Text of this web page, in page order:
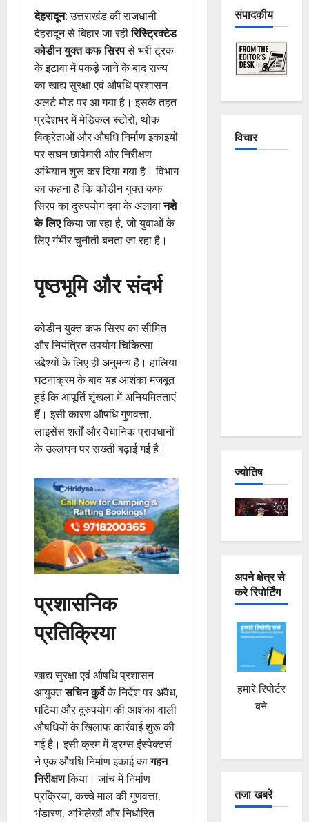
देहरादून: उत्तराखंड की राजधानी
देहरादून से बिहार जा रहीरिस्ट्रिक्टेड
कोडीन युक्त कफ सिरपसे भरी ट्रक
के इटावा में पकड़े जाने के बाद राज्य
का खाद्य सुरक्षा एवं औषधि प्रशासन
अलर्ट मोड पर आ गया है। इसके तहत
प्रदेशभर में मेडिकल स्टोरों, थोक
विक्रेताओं और औषधि निर्माण इकाइयों
पर सघन छापेमारी और निरीक्षण
अभियान शुरू कर दिया गया है। विभाग
का कहना है कि कोडीन युक्त कफ
सिरप का दुरुपयोग दवा के अलावानशे
के लिएकिया जा रहा है, जो युवाओं के
लिए गंभीर चुनौती बनता जा रहा है।
पृष्ठभूमि और संदर्भ
कोडीन युक्त कफ सिरप का सीमित
और नियंत्रित उपयोग चिकित्सा
उद्देश्यों के लिए ही अनुमन्य है। हालिया
घटनाक्रम के बाद यह आशंका मजबूत
हुई कि आपूर्ति शृंखला में अनियमितताएं
हैं। इसी कारण औषधि गुणवत्ता,
लाइसेंस शर्तों और वैधानिक प्रावधानों
के उल्लंघन पर सख्ती बढ़ाई गई है।
प्रशासनिक
प्रतिक्रिया
खाद्य सुरक्षा एवं औषधि प्रशासन
आयुक्तसचिन कुर्वेके निर्देश पर अवैध,
घटिया और दुरुपयोग की आशंका वाली
औषधियों के खिलाफ कार्रवाई शुरू की
गई है। इसी क्रम में ड्रग्स इंस्पेक्टर्स
ने एक औषधि निर्माण इकाई कागहन
निरीक्षणकिया। जांच में निर्माण
प्रक्रिया, कच्चे माल की गुणवत्ता,
भंडारण, अभिलेखों और निर्धारित
संपादकीय
विचार
ज्योतिष
अपने क्षेत्र से
करे रिपोर्टिंग
हमारे रिपोर्टर
बने
तजा खबरें